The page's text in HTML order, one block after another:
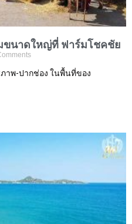
ขนาดใหญ่ที่ ฟาร์มโชคชัย
าพ-ปากช่อง ในพื้นที่ของ